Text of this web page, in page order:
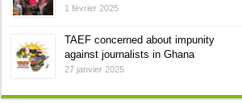
1 février 2025
TAEF concerned about impunity
against journalists in Ghana
27 janvier 2025